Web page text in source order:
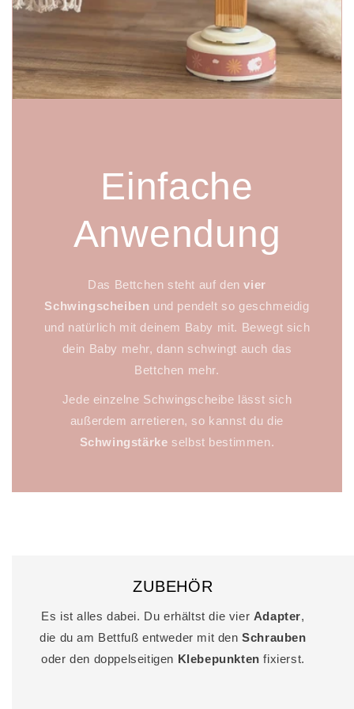
Einfache
Anwendung
Das Bettchen steht auf denvier
Schwingscheiben und pendelt so geschmeidig
und natürlich mit deinem Baby mit. Bewegt sich
dein Baby mehr, dann schwingt auch das
Bettchen mehr.
Jede einzelne Schwingscheibe lässt sich
außerdem arretieren, so kannst du die
Schwingstärke selbst bestimmen.
ZUBEHÖR
Es ist alles dabei. Du erhältst die vier Adapter,
die du am Bettfuß entweder mit denSchrauben
oder den doppelseitigen Klebepunkten fixierst.